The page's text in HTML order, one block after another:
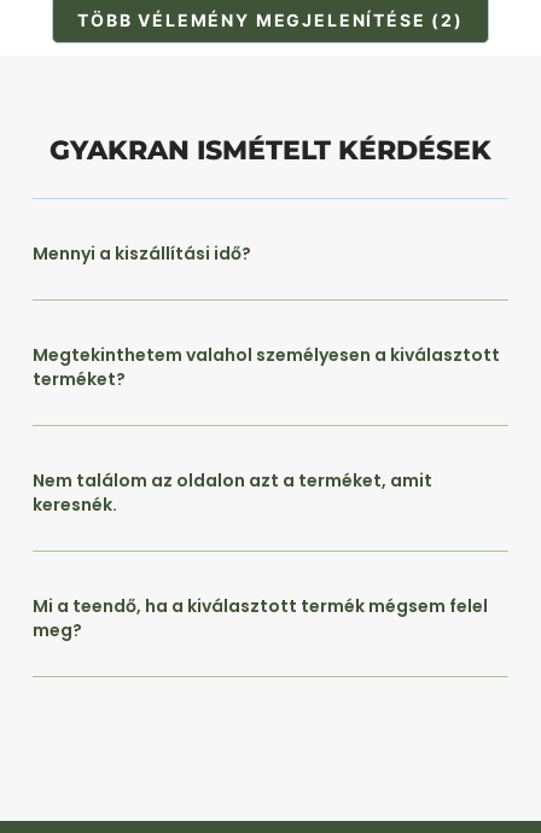
TÖBB VÉLEMÉNY MEGJELENÍTÉSE (2)
GYAKRAN ISMÉTELT KÉRDÉSEK
Mennyi a kiszállítási idő?
Megtekinthetem valahol személyesen a kiválasztott
terméket?
Nem találom az oldalon azt a terméket, amit
keresnék.
Mi a teendő, ha a kiválasztott termék mégsem felel
meg?